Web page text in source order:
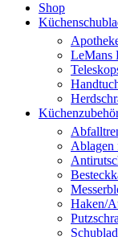
Shop
LeMans
Ablagen
Haken/